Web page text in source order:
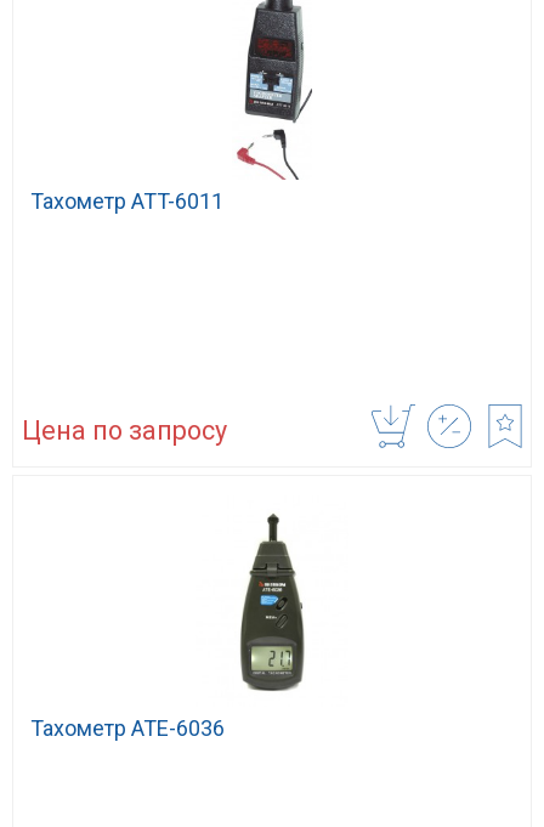
Тахометр АТT-6011
Цена по запросу
Тахометр ATE-6036